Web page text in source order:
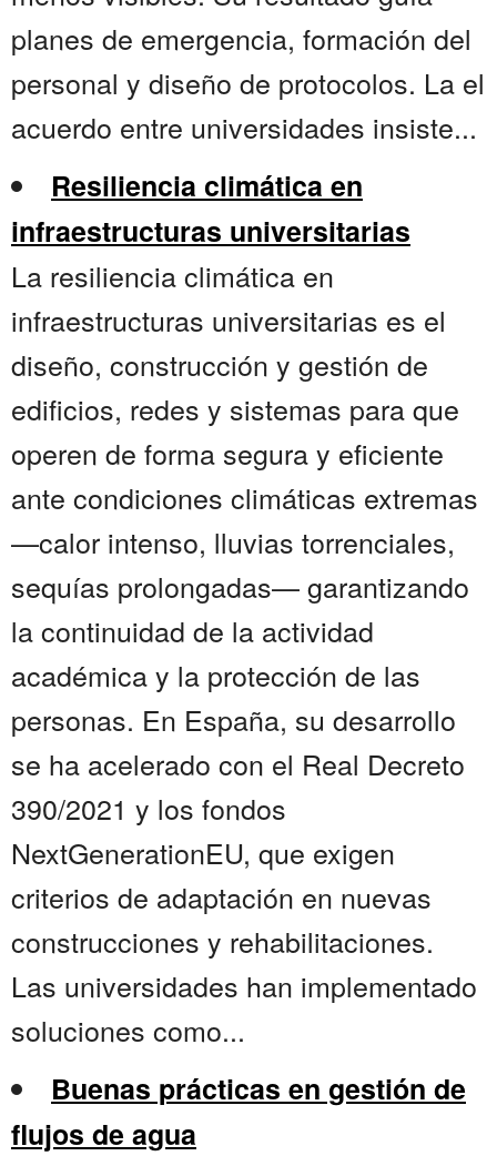
planes de emergencia, formación del
personal y diseño de protocolos. La el
acuerdo entre universidades insiste...
Resiliencia climática en
infraestructuras universitarias
La resiliencia climática en
infraestructuras universitarias es el
diseño, construcción y gestión de
edificios, redes y sistemas para que
operen de forma segura y eficiente
ante condiciones climáticas extremas
—calor intenso, lluvias torrenciales,
sequías prolongadas— garantizando
la continuidad de la actividad
académica y la protección de las
personas. En España, su desarrollo
se ha acelerado con el Real Decreto
390/2021 y los fondos
NextGenerationEU, que exigen
criterios de adaptación en nuevas
construcciones y rehabilitaciones.
Las universidades han implementado
soluciones como...
Buenas prácticas en gestión de
flujos de agua